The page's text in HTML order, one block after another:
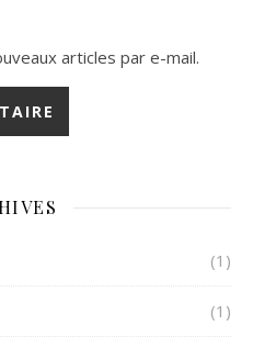
articles par e-mail.
(1)
(1)